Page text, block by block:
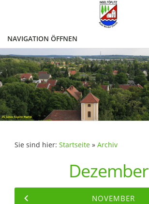
NAVIGATION ÖFFNEN
Sie sind hier: Startseite » Archiv
Dezember
NOVEMBER